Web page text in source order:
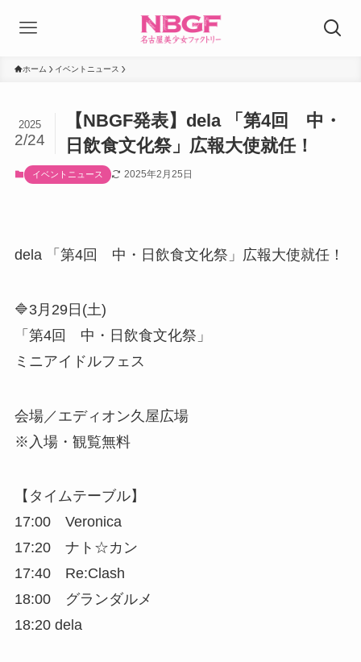
ホーム イベントニュース
【NBGF発表】dela 「第4回 中・
日飲食文化祭」広報大使就任！
2025
2/24
イベントニュース 2025年2月25日
dela 「第4回 中・日飲食文化祭」広報大使就任！
🔷3月29日(土)
「第4回 中・日飲食文化祭」
ミニアイドルフェス
会場／エディオン久屋広場
※入場・観覧無料
【タイムテーブル】
17:00 Veronica
17:20 ナト☆カン
17:40 Re:Clash
18:00 グランダルメ
18:20 dela